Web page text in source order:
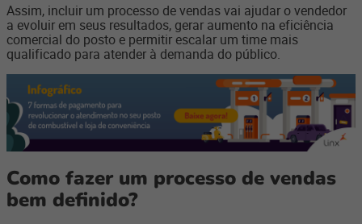
Assim, incluir um processo de vendas vai ajudar o vendedor
a evoluir em seus resultados, gerar aumento na eficiência
comercial do posto e permitir escalar um time mais
qualificado para atender à demanda do público.
Como fazer um processo de vendas
bem definido?